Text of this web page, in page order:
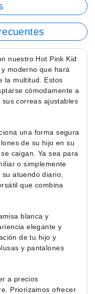
nuestro Hot Pink Kid
moderno que hará
la multitud. Estos
cómodamente a
correas ajustables
una forma segura
de su hijo en su
caigan. Ya sea para
o simplemente
atuendo diario,
que combina
blanca y
elegante y
de tu hijo y
y pantalones
a precios
Priorizamos ofrecer